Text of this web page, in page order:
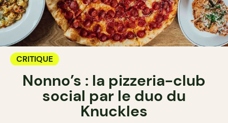
CRITIQUE
Nonno’s : la pizzeria-club
social par le duo du
Knuckles